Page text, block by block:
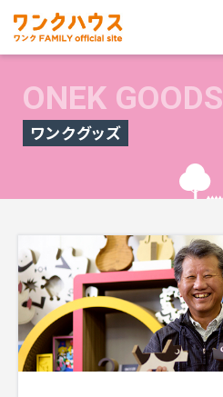
ONEK GOODS
ワンクグッズ